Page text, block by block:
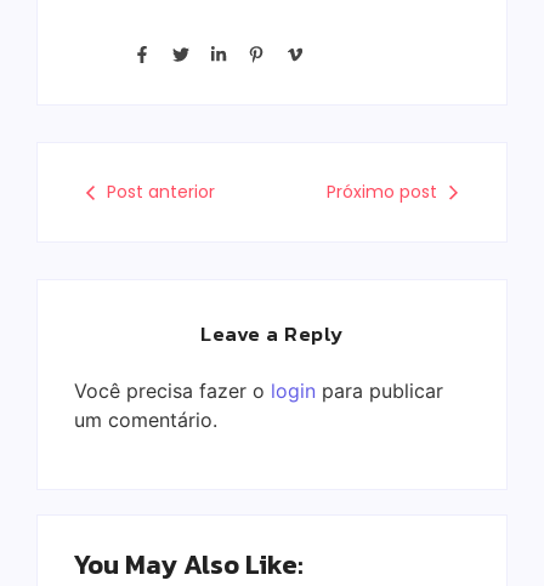
Post anterior Próximo post
Leave a Reply
Você precisa fazer o login para publicar
um comentário.
You May Also Like: